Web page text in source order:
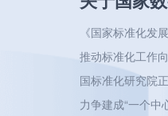
《国家标准化发
推动标准化工作
国标准化研究院
力争建成“一个中